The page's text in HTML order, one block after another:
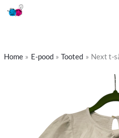
Skip
Home E-pood Tooted Next t-